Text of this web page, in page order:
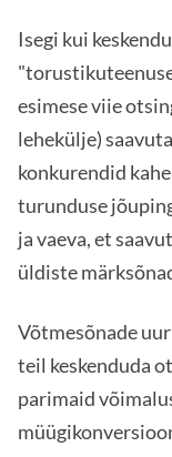
Isegi kui
esimese viie
lehekülje)
konkurendid
turunduse
ja vaeva, et
üldiste
Võtmesõnade
teil keskenduda
parimaid